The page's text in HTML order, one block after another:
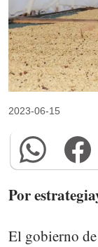
2023-06-15
Por
El gobierno